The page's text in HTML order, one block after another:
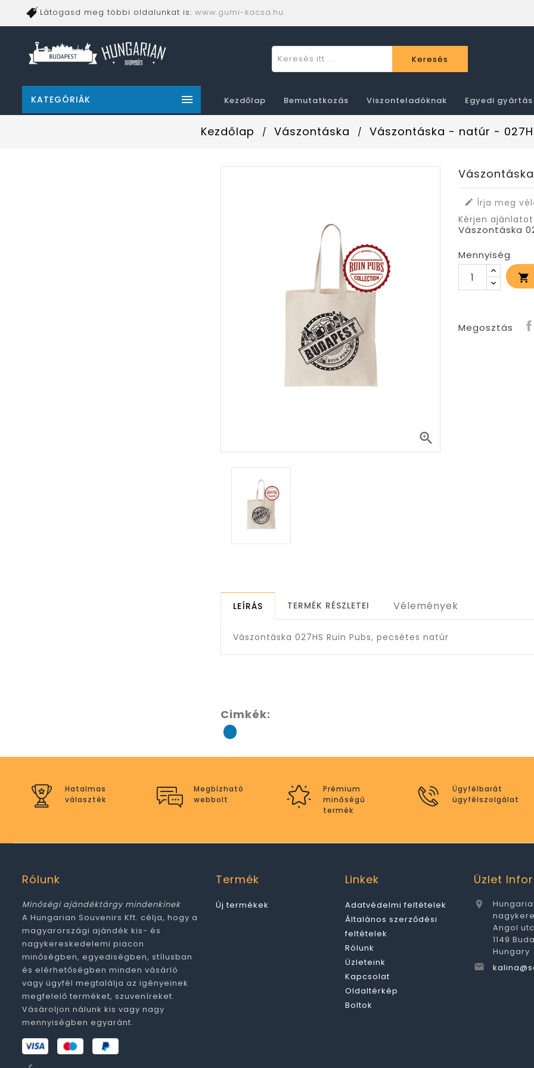
Látogasd meg többi oldalunkat is: www.gumi-kacsa.hu
Keresés
KATEGÓRIÁK  Kezdőlap Bemutatkozás Viszonteladóknak Egyedi gyártás
Kezdőlap Vászontáska Vászontáska - natúr -

 Írja meg
Kérjen ajánlatot
Vászontáska
Mennyiség

Megosztás
LEÍRÁS TERMÉK RÉSZLETEI Vélemények
Vászontáska 027HS Ruin Pubs, pecsétes natúr
Cimkék:
Hatalmas
választék
Megbízható
webbolt
Prémium
minőségű
termék
Ügyfélbarát
ügyfélszolgálat
Rólunk
Minőségi ajándéktárgy mindenkinek
A Hungarian Souvenirs Kft. célja, hogy a
magyarországi ajándék kis- és
nagykereskedelemi piacon
minőségben, egyediségben, stílusban
és elérhetőségben minden vásárló
vagy ügyfél megtalálja az igényeinek
megfelelő terméket, szuveníreket.
Vásároljon nálunk kis vagy nagy
mennyiségben egyaránt.
Termék
Új termékek
Linkek
Adatvédelmi feltételek
Általános szerződési
feltételek
Rólunk
Üzleteink
Kapcsolat
Oldaltérkép
Boltok
Üzlet

Angol
1149
Hungary
